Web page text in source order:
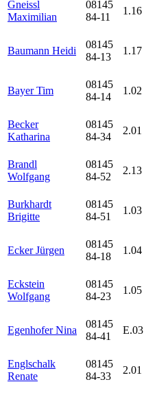
Gneissl
Maximilian
08145
84-11
1.16
Baumann Heidi
08145
84-13
1.17
Bayer Tim
08145
84-14
1.02
Becker
Katharina
08145
84-34
2.01
Brandl
Wolfgang
08145
84-52
2.13
Burkhardt
Brigitte
08145
84-51
1.03
Ecker Jürgen
08145
84-18
1.04
Eckstein
Wolfgang
08145
84-23
1.05
Egenhofer Nina
08145
84-41
E.03
Englschalk
Renate
08145
84-33
2.01